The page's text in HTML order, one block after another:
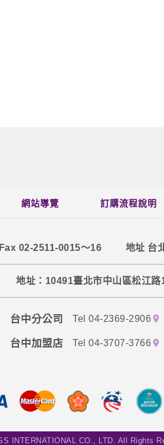
網站導覽 訂購流程說明
Fax 02-2511-0015～16 地址 台
地址：10491臺北市中山區松江
台中分公司 Tel 04-2369-2906
台中加盟店 Tel 04-3707-3766
INTERNATIONAL CO., LTD. All Rights